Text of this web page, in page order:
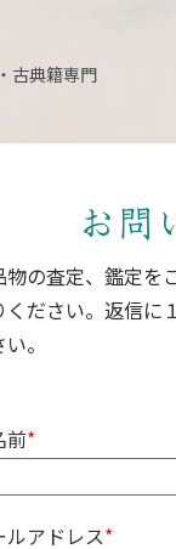
古典籍専門
お問
物の査定、鑑定を
ください。返信に
。
前*
ルアドレス*